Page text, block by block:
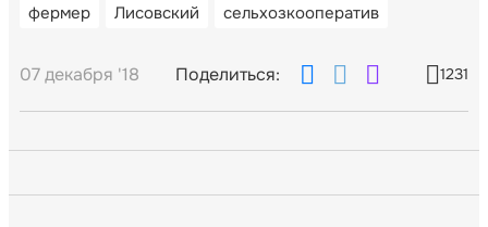
фермер Лисовский сельхозкооператив
07 декабря '18 Поделиться: 1231